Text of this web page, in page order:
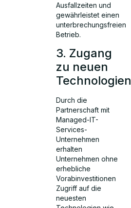
Ausfallzeiten und
gewährleistet einen
unterbrechungsfreien
Betrieb.
3. Zugang
zu neuen
Technologien
Durch die
Partnerschaft mit
Managed-IT-
Services-
Unternehmen
erhalten
Unternehmen ohne
erhebliche
Vorabinvestitionen
Zugriff auf die
neuesten